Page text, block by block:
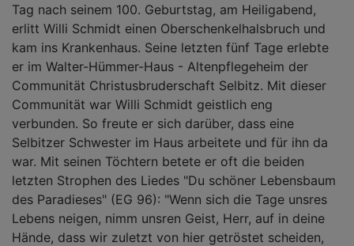
Tag nach seinem 100. Geburtstag, am Heiligabend,
erlitt Willi Schmidt einen Oberschenkelhalsbruch und
kam ins Krankenhaus. Seine letzten fünf Tage erlebte
er im Walter-Hümmer-Haus - Altenpflegeheim der
Communität Christusbruderschaft Selbitz. Mit dieser
Communität war Willi Schmidt geistlich eng
verbunden. So freute er sich darüber, dass eine
Selbitzer Schwester im Haus arbeitete und für ihn da
war. Mit seinen Töchtern betete er oft die beiden
letzten Strophen des Liedes "Du schöner Lebensbaum
des Paradieses" (EG 96): "Wenn sich die Tage unsres
Lebens neigen, nimm unsren Geist, Herr, auf in deine
Hände, dass wir zuletzt von hier getröstet scheiden,